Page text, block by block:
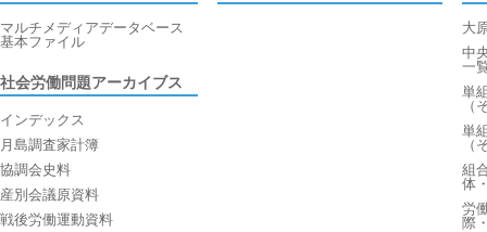
マルチメディアデータベース
基本ファイル
社会労働問題アーカイブス
インデックス
月島調査家計簿
協調会史料
産別会議原資料
戦後労働運動資料
大
中
一
単
（
単
（
組
体
労
際